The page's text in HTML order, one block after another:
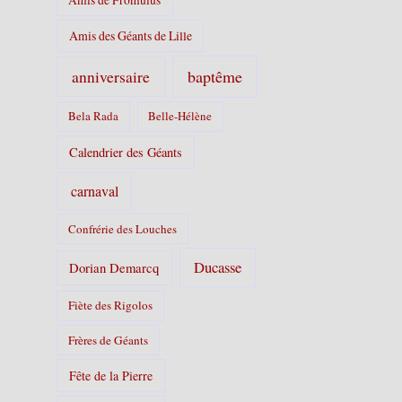
Amis des Géants de Lille
anniversaire baptême
Bela Rada Belle-Hélène
Calendrier des Géants
carnaval
Confrérie des Louches
Dorian Demarcq Ducasse
Fiète des Rigolos
Frères de Géants
Fête de la Pierre